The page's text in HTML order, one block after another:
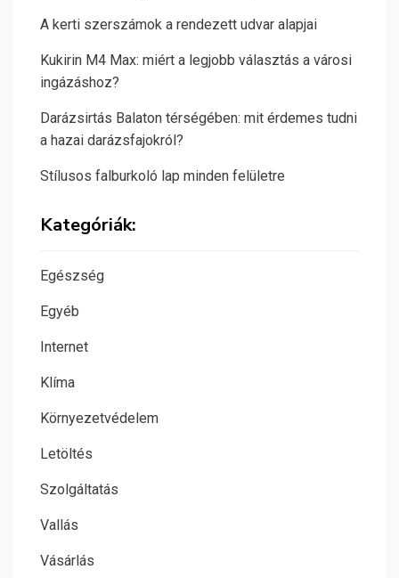
A kerti szerszámok a rendezett udvar alapjai
Kukirin M4 Max: miért a legjobb választás a városi
ingázáshoz?
Darázsirtás Balaton térségében: mit érdemes tudni
a hazai darázsfajokról?
Stílusos falburkoló lap minden felületre
Kategóriák:
Egészség
Egyéb
Internet
Klíma
Környezetvédelem
Letöltés
Szolgáltatás
Vallás
Vásárlás